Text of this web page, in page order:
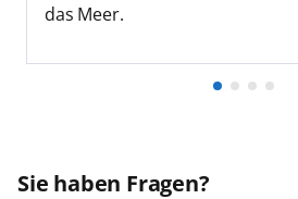
das Meer.
Sie haben Fragen?